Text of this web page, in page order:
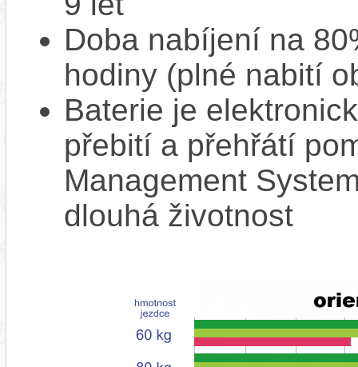
Doba nabíjení na
hodiny (plné nabití
Baterie je
přebití a přehřátí
Management
dlouhá životnost